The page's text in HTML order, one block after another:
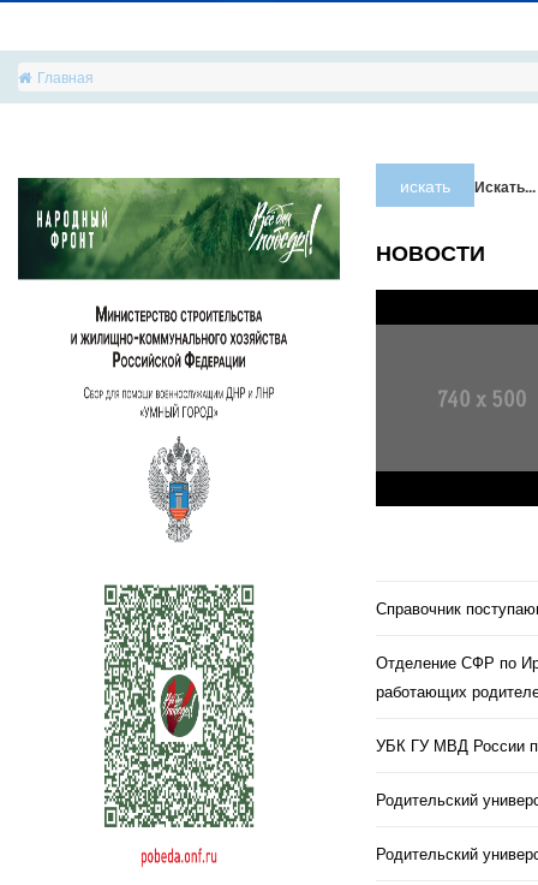
Главная
искать Искать...
НОВОСТИ
Справочник
Отделение СФР по
работающих
УБК ГУ МВД России
Родительский
Родительский